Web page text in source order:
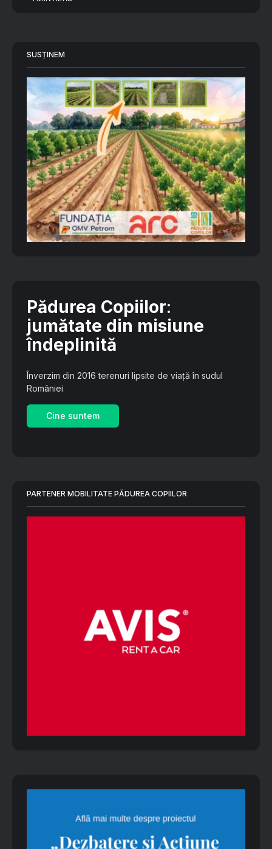
SUSȚINEM
Pădurea Copiilor:
jumătate din misiune
îndeplinită
Înverzim din 2016 terenuri lipsite de viață în sudul
României
Cine suntem
PARTENER MOBILITATE PĂDUREA COPIILOR